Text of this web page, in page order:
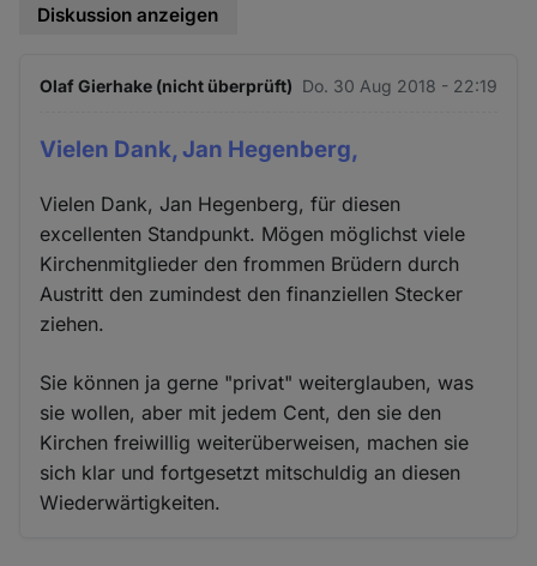
Diskussion anzeigen
Olaf Gierhake (nicht überprüft) Do. 30 Aug 2018 - 22:19
Vielen Dank, Jan Hegenberg,
Vielen Dank, Jan Hegenberg, für diesen
excellenten Standpunkt. Mögen möglichst viele
Kirchenmitglieder den frommen Brüdern durch
Austritt den zumindest den finanziellen Stecker
ziehen.
Sie können ja gerne "privat" weiterglauben, was
sie wollen, aber mit jedem Cent, den sie den
Kirchen freiwillig weiterüberweisen, machen sie
sich klar und fortgesetzt mitschuldig an diesen
Wiederwärtigkeiten.